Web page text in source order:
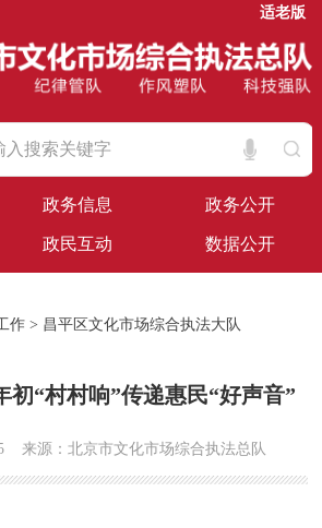
适老版
政务信息 政务公开
政民互动 数据公开
作 > 昌平区文化市场综合执法大队
初“村村响”传递惠民“好声音”
来源：北京市文化市场综合执法总队